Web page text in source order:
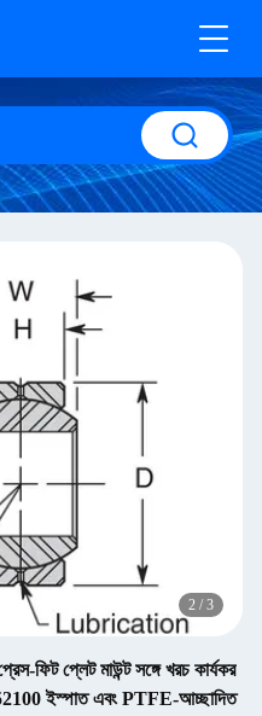
2 / 3
ফিট প্লেট মাউন্ট সঙ্গে খরচ কার্যকর
ইস্পাত এবং PTFE-আচ্ছাদিত